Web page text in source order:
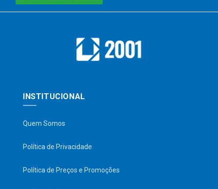
INSTITUCIONAL
Quem Somos
Política de Privacidade
Política de Preços e Promoções